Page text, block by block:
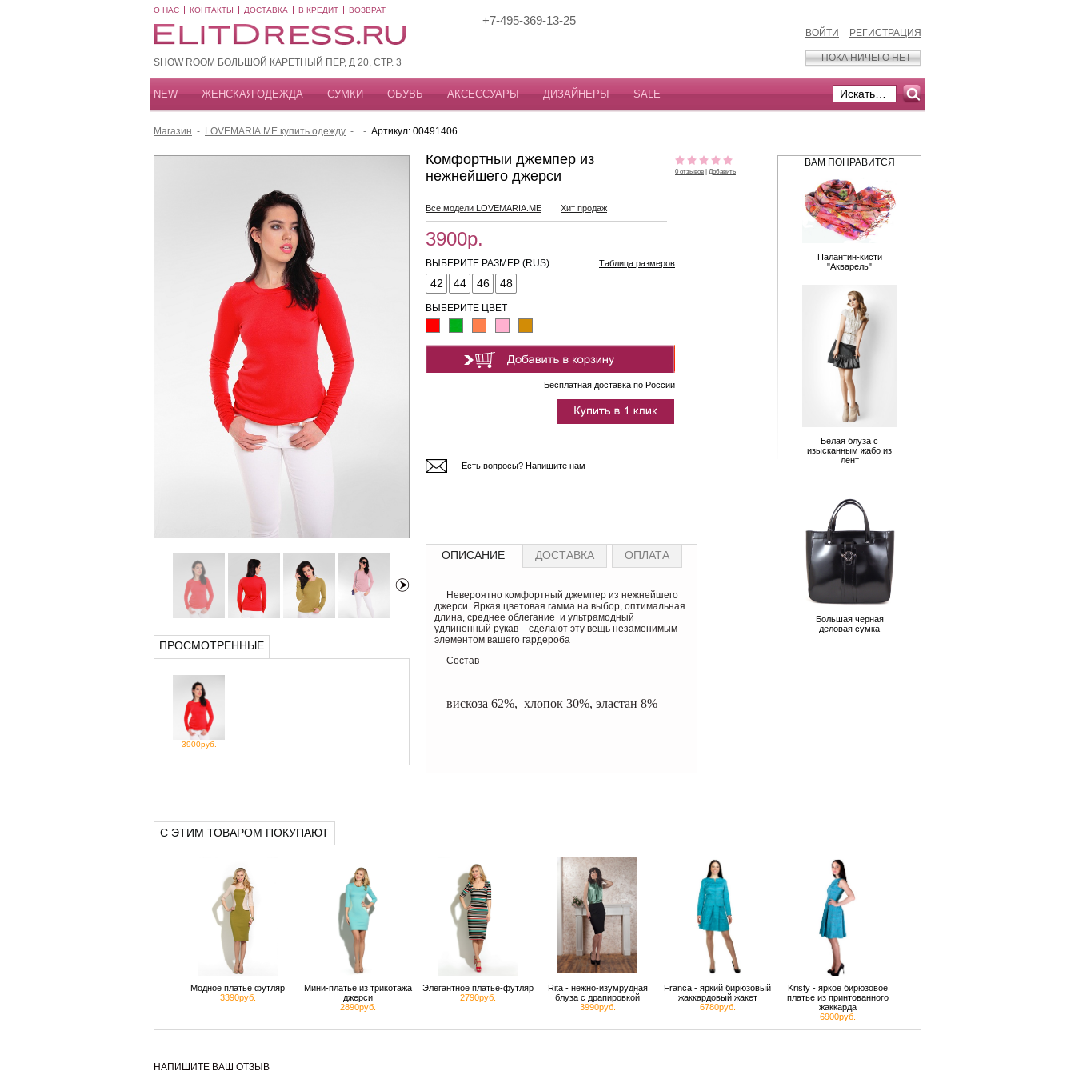
О НАС КОНТАКТЫ ДОСТАВКА В КРЕДИТ ВОЗВРАТ
SHOW ROOM БОЛЬШОЙ КАРЕТНЫЙ ПЕР, Д 20, СТР. 3
+7-495-369-13-25
ВОЙТИ РЕГИСТРАЦИЯ
ПОКА НИЧЕГО НЕТ
NEW ЖЕНСКАЯ ОДЕЖДА СУМКИ ОБУВЬ АКСЕССУАРЫ ДИЗАЙНЕРЫ SALE
Магазин - LOVEMARIA.ME купить одежду - - Артикул: 00491406
ПРОСМОТРЕННЫЕ
3900руб.
ВАМ ПОНРАВИТСЯ
Палантин-кисти
"Акварель"
Белая блуза с
изысканным жабо из
лент
Большая черная
деловая сумка
0 отзывов Добавить
Комфортный джемпер из
нежнейшего джерси
Все модели LOVEMARIA.ME Хит продаж
3900р.
ВЫБЕРИТЕ РАЗМЕР (RUS) Таблица размеров
42 44 46 48
ВЫБЕРИТЕ ЦВЕТ
Бесплатная доставка по России
Есть вопросы? Напишите нам
ОПИСАНИЕ ДОСТАВКА ОПЛАТА
Невероятно комфортный джемпер из нежнейшего
джерси. Яркая цветовая гамма на выбор, оптимальная
длина, среднее облегание и ультрамодный
удлиненный рукав – сделают эту вещь незаменимым
элементом вашего гардероба
Состав
вискоза 62%, хлопок 30%, эластан 8%
С ЭТИМ ТОВАРОМ ПОКУПАЮТ
Модное платье футляр
3390руб.
Мини-платье из трикотажа
джерси
2890руб.
Элегантное платье-футляр
2790руб.
Rita - нежно-изумрудная
блуза с драпировкой
3990руб.
Franca - яркий бирюзовый
жаккардовый жакет
6780руб.
Kristy - яркое бирюзовое
платье из принтованного
жаккарда
6900руб.
НАПИШИТЕ ВАШ ОТЗЫВ